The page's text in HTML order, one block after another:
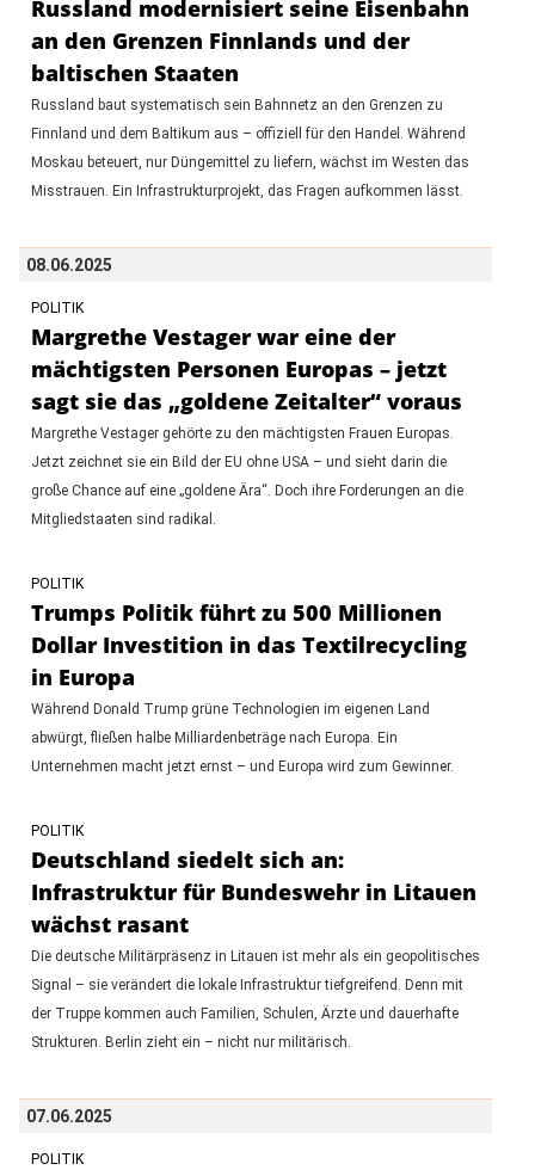
Russland modernisiert seine Eisenbahn
an den Grenzen Finnlands und der
baltischen Staaten
Russland baut systematisch sein Bahnnetz an den Grenzen zu
Finnland und dem Baltikum aus – offiziell für den Handel. Während
Moskau beteuert, nur Düngemittel zu liefern, wächst im Westen das
Misstrauen. Ein Infrastrukturprojekt, das Fragen aufkommen lässt.
08.06.2025
POLITIK
Margrethe Vestager war eine der
mächtigsten Personen Europas – jetzt
sagt sie das „goldene Zeitalter“ voraus
Margrethe Vestager gehörte zu den mächtigsten Frauen Europas.
Jetzt zeichnet sie ein Bild der EU ohne USA – und sieht darin die
große Chance auf eine „goldene Ära“. Doch ihre Forderungen an die
Mitgliedstaaten sind radikal.
POLITIK
Trumps Politik führt zu 500 Millionen
Dollar Investition in das Textilrecycling
in Europa
Während Donald Trump grüne Technologien im eigenen Land
abwürgt, fließen halbe Milliardenbeträge nach Europa. Ein
Unternehmen macht jetzt ernst – und Europa wird zum Gewinner.
POLITIK
Deutschland siedelt sich an:
Infrastruktur für Bundeswehr in Litauen
wächst rasant
Die deutsche Militärpräsenz in Litauen ist mehr als ein geopolitisches
Signal – sie verändert die lokale Infrastruktur tiefgreifend. Denn mit
der Truppe kommen auch Familien, Schulen, Ärzte und dauerhafte
Strukturen. Berlin zieht ein – nicht nur militärisch.
07.06.2025
POLITIK